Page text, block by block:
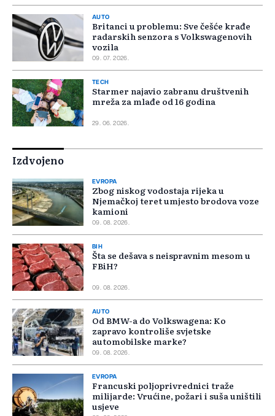
AUTO
Britanci u problemu: Sve češće krađe
radarskih senzora s Volkswagenovih
vozila
09. 07. 2026.
TECH
Starmer najavio zabranu društvenih
mreža za mlađe od 16 godina
29. 06. 2026.
Izdvojeno
EVROPA
Zbog niskog vodostaja rijeka u
Njemačkoj teret umjesto brodova voze
kamioni
09. 08. 2026.
BIH
Šta se dešava s neispravnim mesom u
FBiH?
09. 08. 2026.
AUTO
Od BMW-a do Volkswagena: Ko
zapravo kontroliše svjetske
automobilske marke?
09. 08. 2026.
EVROPA
Francuski poljoprivrednici traže
milijarde: Vrućine, požari i suša uništili
usjeve